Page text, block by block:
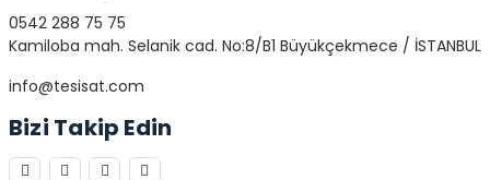
0542 288 75 75
Kamiloba mah. Selanik cad. No:8/B1 Büyükçekmece / İSTANBUL
info@tesisat.com
Bizi Takip Edin